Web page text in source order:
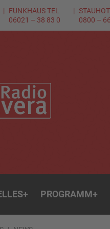
FUNKHAUS TEL
06021 – 38 83 0
0800 –
+ PROGRAMM+